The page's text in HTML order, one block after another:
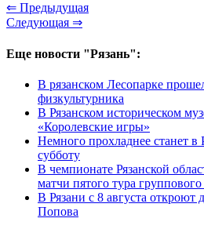
⇐ Предыдущая
Следующая ⇒
Еще новости "Рязань":
В рязанском Лесопарке
физкультурника
В Рязанском историческом
«Королевские игры»
Немного прохладнее станет в
субботу
В чемпионате Рязанской
матчи пятого тура группового
В Рязани с 8 августа откроют
Попова